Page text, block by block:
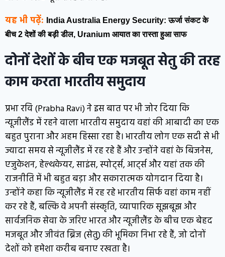
यह भी पढ़ें:
India Australia Energy Security: ऊर्जा संकट के
बीच 2 देशों की बड़ी डील, Uranium आयात का रास्ता हुआ साफ
दोनों देशों के बीच एक मजबूत सेतु की तरह
काम करता भारतीय समुदाय
प्रभा रवि (Prabha Ravi) ने इस बात पर भी जोर दिया कि
न्यूजीलैंड में रहने वाला भारतीय समुदाय वहां की आबादी का एक
बहुत पुराना और अहम हिस्सा रहा है। भारतीय लोग एक सदी से भी
ज्यादा समय से न्यूजीलैंड में रह रहे हैं और उन्होंने वहां के बिजनेस,
एजुकेशन, हेल्थकेयर, साइंस, स्पोर्ट्स, आर्ट्स और यहां तक की
राजनीति में भी बहुत बड़ा और सकारात्मक योगदान दिया है।
उन्होंने कहा कि न्यूजीलैंड में रह रहे भारतीय सिर्फ वहां काम नहीं
कर रहे हैं, बल्कि वे अपनी संस्कृति, व्यापारिक सूझबूझ और
सार्वजनिक सेवा के जरिए भारत और न्यूजीलैंड के बीच एक बेहद
मजबूत और जीवंत ब्रिज (सेतु) की भूमिका निभा रहे हैं, जो दोनों
देशों को हमेशा करीब बनाए रखता है।